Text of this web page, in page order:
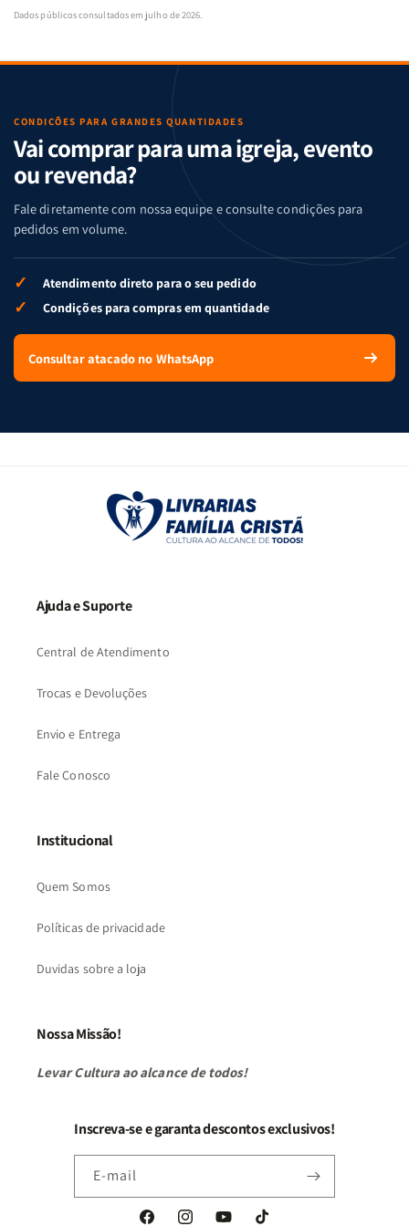
Dados públicos consultados em julho de 2026.
CONDIÇÕES PARA GRANDES QUANTIDADES
Vai comprar para uma igreja, evento
ou revenda?
Fale diretamente com nossa equipe e consulte condições para
pedidos em volume.
✓ Atendimento direto para o seu pedido
✓ Condições para compras em quantidade
Consultar atacado no WhatsApp
Ajuda e Suporte
Central de Atendimento
Trocas e Devoluções
Envio e Entrega
Fale Conosco
Institucional
Quem Somos
Políticas de privacidade
Duvidas sobre a loja
Nossa Missão!
Levar Cultura ao alcance de todos!
Inscreva-se e garanta descontos exclusivos!
E-mail